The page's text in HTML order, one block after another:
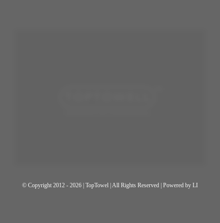
© Copyright 2012 - 2026 | TopTowel | All Rights Reserved | Powered by LI